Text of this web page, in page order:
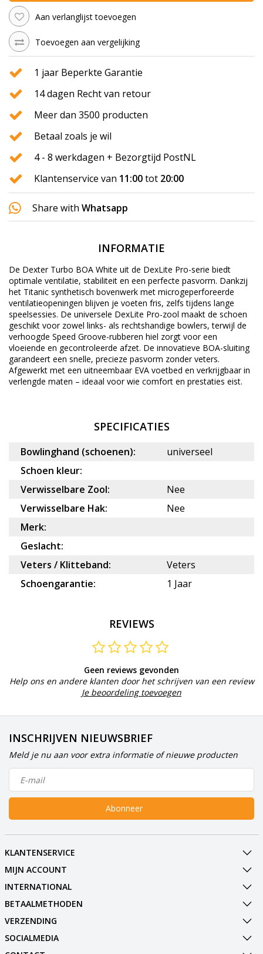
Aan verlanglijst toevoegen
Toevoegen aan vergelijking
1 jaar Beperkte Garantie
14 dagen Recht van retour
Meer dan 3500 producten
Betaal zoals je wil
4 - 8 werkdagen + Bezorgtijd PostNL
Klantenservice van 11:00tot 20:00
Share with Whatsapp
INFORMATIE
De Dexter Turbo BOA White uit de DexLite Pro-serie biedt
optimale ventilatie, stabiliteit en een perfecte pasvorm. Dankzij
het Titanic synthetisch bovenwerk met microgeperforeerde
ventilatieopeningen blijven je voeten fris, zelfs tijdens lange
speelsessies. De universele DexLite Pro-zool maakt de schoen
geschikt voor zowel links- als rechtshandige bowlers, terwijl de
verhoogde Speed Groove-rubberen hiel zorgt voor een
vloeiende en gecontroleerde afzet. De innovatieve BOA-sluiting
garandeert een snelle, precieze pasvorm zonder veters.
Afgewerkt met een uitneembaar EVA voetbed en verkrijgbaar in
verlengde maten – ideaal voor wie comfort en prestaties eist.
SPECIFICATIES
Bowlinghand (schoenen):
universeel
Schoen kleur:
Verwisselbare Zool:
Nee
Verwisselbare Hak:
Nee
Merk:
Geslacht:
Veters / Klitteband:
Veters
Schoengarantie:
1 Jaar
REVIEWS
Geen reviews gevonden
Help ons en andere klanten door het schrijven van een review
Je beoordeling toevoegen
INSCHRIJVEN NIEUWSBRIEF
Meld je nu aan voor extra informatie of nieuwe producten
Abonneer
KLANTENSERVICE
MIJN ACCOUNT
INTERNATIONAL
BETAALMETHODEN
VERZENDING
SOCIALMEDIA